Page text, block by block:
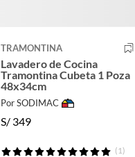
TRAMONTINA
Lavadero de Cocina
Tramontina Cubeta 1 Poza
48x34cm
Por SODIMAC
S/ 349
(1)